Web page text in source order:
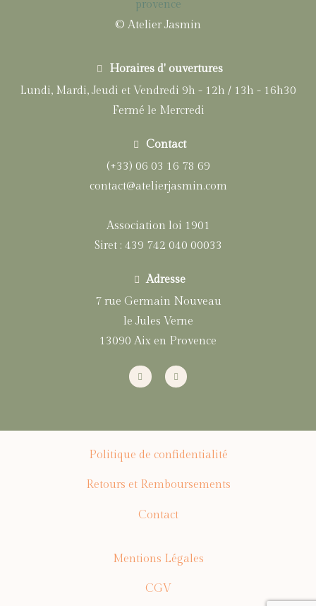
© Atelier Jasmin
Horaires d' ouvertures
Lundi, Mardi, Jeudi et Vendredi 9h - 12h / 13h - 16h30
Fermé le Mercredi
Contact
(+33) 06 03 16 78 69
contact@atelierjasmin.com
Association loi 1901
Siret : 439 742 040 00033
Adresse
7 rue Germain Nouveau
le Jules Verne
13090 Aix en Provence
Politique de confidentialité
Retours et Remboursements
Contact
Mentions Légales
CGV